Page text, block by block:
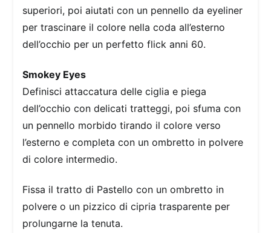
superiori, poi aiutati con un pennello da eyeliner
per trascinare il colore nella coda all’esterno
dell’occhio per un perfetto flick anni 60.
Smokey Eyes
Definisci attaccatura delle ciglia e piega
dell’occhio con delicati tratteggi, poi sfuma con
un pennello morbido tirando il colore verso
l’esterno e completa con un ombretto in polvere
di colore intermedio.
Fissa il tratto di Pastello con un ombretto in
polvere o un pizzico di cipria trasparente per
prolungarne la tenuta.